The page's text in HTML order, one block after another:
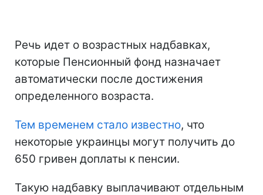
Речь идет о возрастных надбавках,
которые Пенсионный фонд назначает
автоматически после достижения
определенного возраста.
Тем временем стало известно, что
некоторые украинцы могут получить до
650 гривен доплаты к пенсии.
Такую надбавку выплачивают отдельным